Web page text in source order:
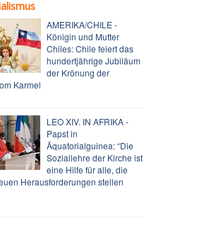
AMERIKA/CHILE -
Königin und Mutter
Chiles: Chile feiert das
hundertjährige Jubiläum
der Krönung der
Karmel
LEO XIV. IN AFRIKA -
Papst in
Äquatorialguinea: “Die
Soziallehre der Kirche ist
eine Hilfe für alle, die
Herausforderungen stellen